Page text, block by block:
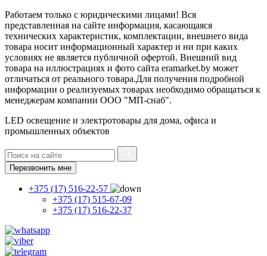
Работаем только с юридическими лицами! Вся
представленная на сайте информация, касающаяся
технических характеристик, комплектации, внешнего вида
товара носит информационный характер и ни при каких
условиях не является публичной офертой. Внешний вид
товара на иллюстрациях и фото сайта eramarket.by может
отличаться от реального товара.Для получения подробной
информации о реализуемых товарах необходимо обращаться к
менеджерам компании ООО "МП-снаб".
LED освещение и электротовары для дома, офиса и
промышленных объектов
Перезвонить мне
+375 (17) 516-22-57
+375 (17) 515-67-09
+375 (17) 516-22-37